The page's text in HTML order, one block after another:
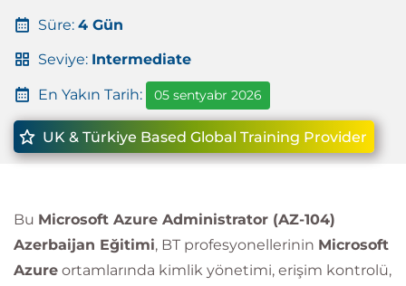
Süre: 4 Gün
Seviye: Intermediate
En Yakın Tarih: 05 sentyabr 2026
UK & Türkiye Based Global Training Provider
Bu Microsoft Azure Administrator (AZ-104)
Azerbaijan Eğitimi, BT profesyonellerinin Microsoft
Azure ortamlarında kimlik yönetimi, erişim kontrolü,